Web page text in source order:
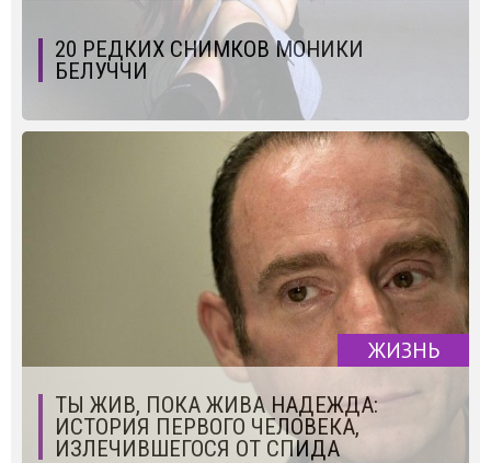
20 РЕДКИХ СНИМКОВ МОНИКИ
БЕЛУЧЧИ
ЖИЗНЬ
ТЫ ЖИВ, ПОКА ЖИВА НАДЕЖДА:
ИСТОРИЯ ПЕРВОГО ЧЕЛОВЕКА,
ИЗЛЕЧИВШЕГОСЯ ОТ СПИДА